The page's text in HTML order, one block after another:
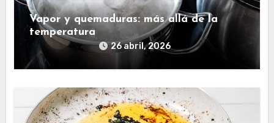
Vapor y quemaduras: más allá de la
temperatura
26 abril, 2026